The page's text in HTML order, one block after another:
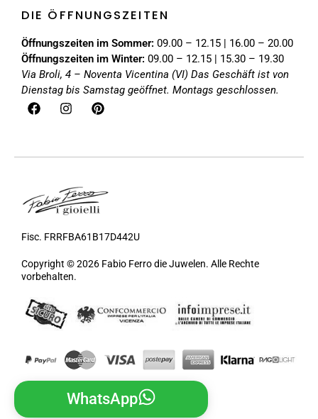
DIE ÖFFNUNGSZEITEN
Öffnungszeiten im Sommer: 09.00 – 12.15 | 16.00 – 20.00
Öffnungszeiten im Winter: 09.00 – 12.15 | 15.30 – 19.30
Via Broli, 4 – Noventa Vicentina (VI) Das Geschäft ist von
Dienstag bis Samstag geöffnet. Montags geschlossen.
Fisc. FRRFBA61B17D442U
Copyright © 2026 Fabio Ferro die Juwelen. Alle Rechte
vorbehalten.
WhatsApp